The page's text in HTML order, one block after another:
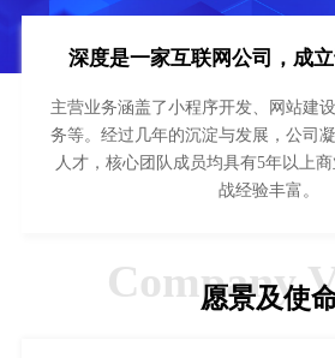
深度是一家互联网公司，成
主营业务涵盖了小程序开发、网站建
务等。经过几年的沉淀与发展，公司
人才，核心团队成员均具有5年以上
战经验丰富。
Company
愿景及使